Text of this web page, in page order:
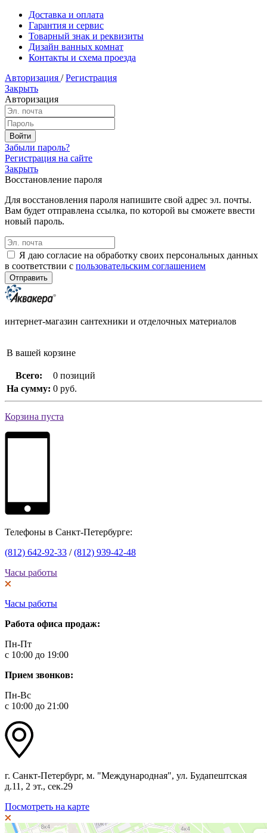
Доставка и оплата
Гарантия и сервис
Товарный знак и реквизиты
Дизайн ванных комнат
Контакты и схема проезда
Авторизация / Регистрация
Закрыть
Авторизация
Забыли пароль?
Регистрация на сайте
Закрыть
Восстановление пароля
Для восстановления пароля напишите свой адрес эл. почты.
Вам будет отправлена ссылка, по которой вы сможете ввести
новый пароль.
Я даю согласие на обработку своих персональных данных
в соответствии с пользовательским соглашением
интернет-магазин сантехники и отделочных материалов
В вашей корзине
Всего:
0 позиций
На сумму: 0 руб.
Корзина пуста
Телефоны в Санкт-Петербурге:
(812) 642-92-33 /(812) 939-42-48
Часы работы
Часы работы
Работа офиса продаж:
Пн-Пт
с 10:00 до 19:00
Прием звонков:
Пн-Вс
с 10:00 до 21:00
г. Санкт-Петербург, м. "Международная", ул. Будапештская
д.11, 2 эт., сек.29
Посмотреть на карте